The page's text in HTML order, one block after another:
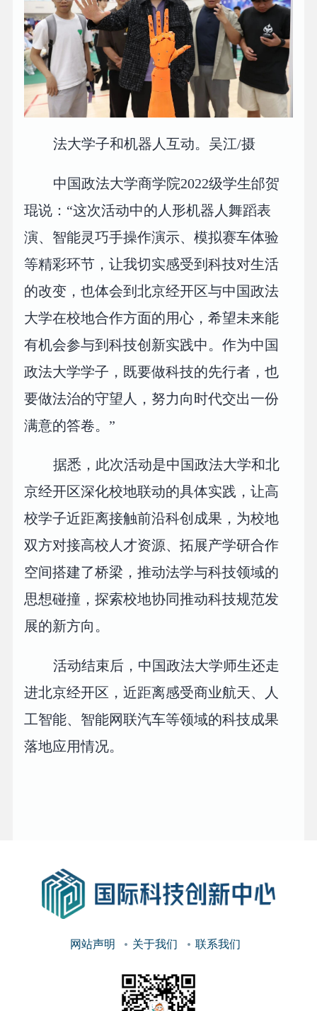
法大学子和机器人互动。吴江/摄
中国政法大学商学院2022级学生邰贺
琨说：“这次活动中的人形机器人舞蹈表
演、智能灵巧手操作演示、模拟赛车体验
等精彩环节，让我切实感受到科技对生活
的改变，也体会到北京经开区与中国政法
大学在校地合作方面的用心，希望未来能
有机会参与到科技创新实践中。作为中国
政法大学学子，既要做科技的先行者，也
要做法治的守望人，努力向时代交出一份
满意的答卷。”
据悉，此次活动是中国政法大学和北
京经开区深化校地联动的具体实践，让高
校学子近距离接触前沿科创成果，为校地
双方对接高校人才资源、拓展产学研合作
空间搭建了桥梁，推动法学与科技领域的
思想碰撞，探索校地协同推动科技规范发
展的新方向。
活动结束后，中国政法大学师生还走
进北京经开区，近距离感受商业航天、人
工智能、智能网联汽车等领域的科技成果
落地应用情况。
网站声明 关于我们 联系我们